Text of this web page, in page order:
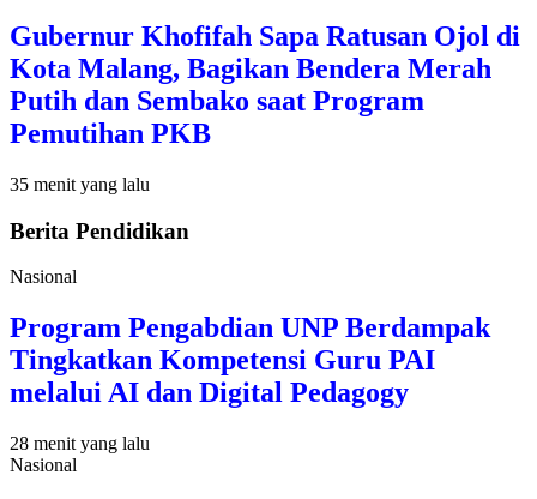
Gubernur Khofifah Sapa Ratusan Ojol di
Kota Malang, Bagikan Bendera Merah
Putih dan Sembako saat Program
Pemutihan PKB
35 menit yang lalu
Berita Pendidikan
Nasional
Program Pengabdian UNP Berdampak
Tingkatkan Kompetensi Guru PAI
melalui AI dan Digital Pedagogy
28 menit yang lalu
Nasional